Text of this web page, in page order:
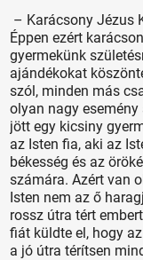
– Karácsony Jézus
Éppen ezért
gyermekünk
ajándékokat
szól, minden más
olyan nagy
jött egy kicsiny
az Isten fia, aki az
békesség és az
számára. Azért van
Isten nem az ő
rossz útra tért
fiát küldte el, hogy
a jó útra térítsen